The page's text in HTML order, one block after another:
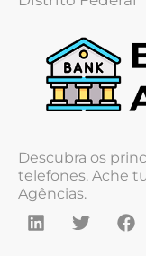
Descubra os
telefones. Ache
Agências.